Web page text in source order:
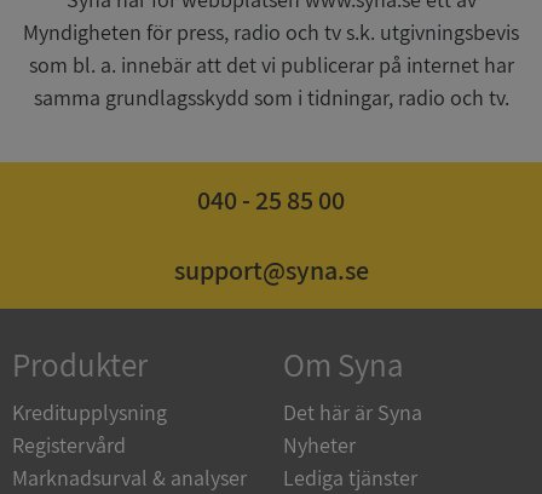
Myndigheten för press, radio och tv s.k. utgivningsbevis
som bl. a. innebär att det vi publicerar på internet har
samma grundlagsskydd som i tidningar, radio och tv.
040 - 25 85 00
support@syna.se
Produkter
Kreditupplysning
Registervård
Marknadsurval & analyser
Om Syna
Det här är Syna
Nyheter
Lediga tjänster
de.syna.se
ARRAffinity
Microsoft
Corporation
.syna.se